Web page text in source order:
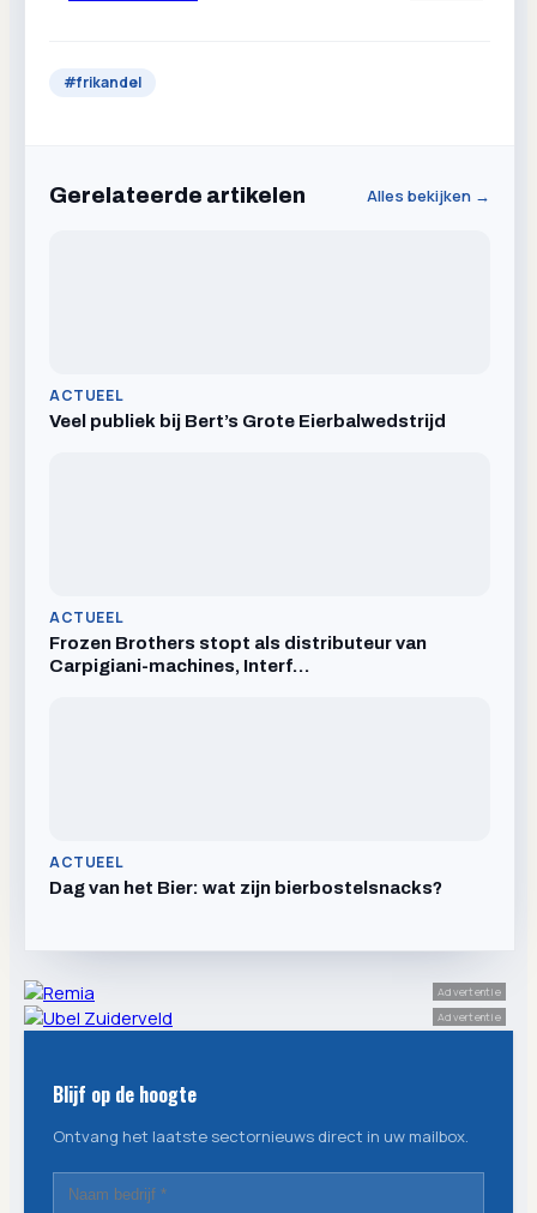
#frikandel
Gerelateerde artikelen Alles bekijken →
ACTUEEL
Veel publiek bij Bert’s Grote Eierbalwedstrijd
ACTUEEL
Frozen Brothers stopt als distributeur van
Carpigiani-machines, Interf…
ACTUEEL
Dag van het Bier: wat zijn bierbostelsnacks?
Advertentie
Advertentie
Blijf op de hoogte
Ontvang het laatste sectornieuws direct in uw mailbox.